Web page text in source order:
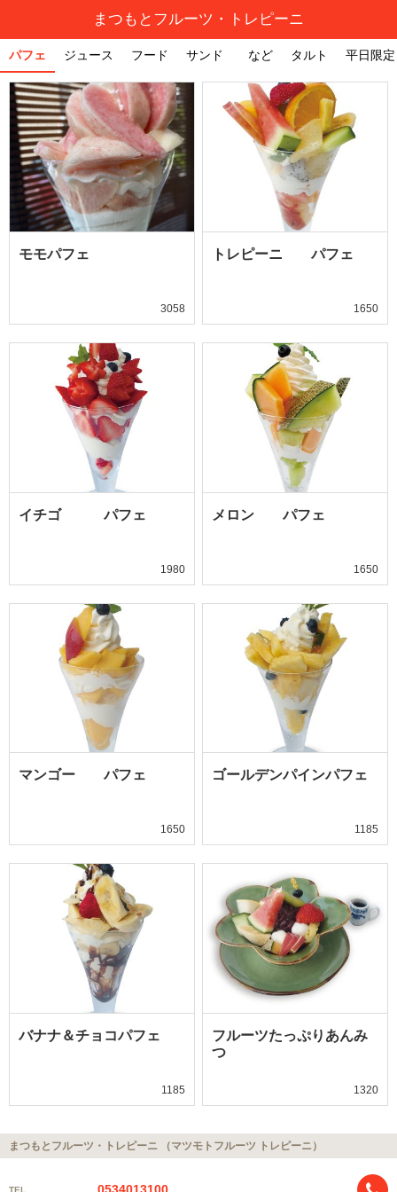
まつもとフルーツ・トレピーニ
パフェ ジュース フード サンド など タルト 平日限定
モモパフェ
3058
トレピーニ パフェ
1650
イチゴ パフェ
1980
メロン パフェ
1650
マンゴー パフェ
1650
ゴールデンパインパフェ
1185
バナナ＆チョコパフェ
1185
フルーツたっぷりあんみ
つ
1320
まつもとフルーツ・トレピーニ （マツモトフルーツ トレピーニ）
TEL